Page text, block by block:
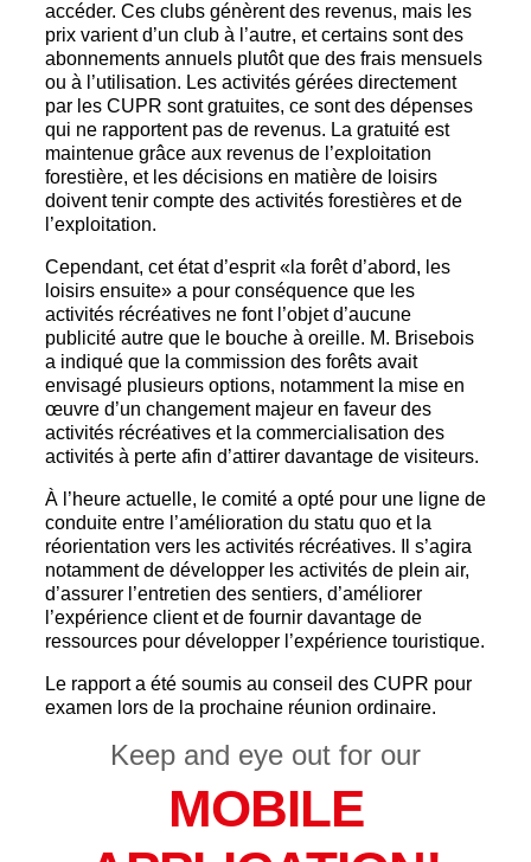
accéder. Ces clubs génèrent des revenus, mais les
prix varient d’un club à l’autre, et certains sont des
abonnements annuels plutôt que des frais mensuels
ou à l’utilisation. Les activités gérées directement
par les CUPR sont gratuites, ce sont des dépenses
qui ne rapportent pas de revenus. La gratuité est
maintenue grâce aux revenus de l’exploitation
forestière, et les décisions en matière de loisirs
doivent tenir compte des activités forestières et de
l’exploitation.
Cependant, cet état d’esprit «la forêt d’abord, les
loisirs ensuite» a pour conséquence que les
activités récréatives ne font l’objet d’aucune
publicité autre que le bouche à oreille. M. Brisebois
a indiqué que la commission des forêts avait
envisagé plusieurs options, notamment la mise en
œuvre d’un changement majeur en faveur des
activités récréatives et la commercialisation des
activités à perte afin d’attirer davantage de visiteurs.
À l’heure actuelle, le comité a opté pour une ligne de
conduite entre l’amélioration du statu quo et la
réorientation vers les activités récréatives. Il s’agira
notamment de développer les activités de plein air,
d’assurer l’entretien des sentiers, d’améliorer
l’expérience client et de fournir davantage de
ressources pour développer l’expérience touristique.
Le rapport a été soumis au conseil des CUPR pour
examen lors de la prochaine réunion ordinaire.
Keep and eye out for our
MOBILE